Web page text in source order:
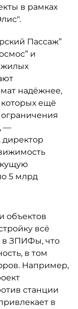
в рамках
Пассаж”
и
жилых
надёжнее,
ещё
ограничения
—
5 млрд
объектов
всё
в ЗПИФы, что
в том
Например,
станции
в